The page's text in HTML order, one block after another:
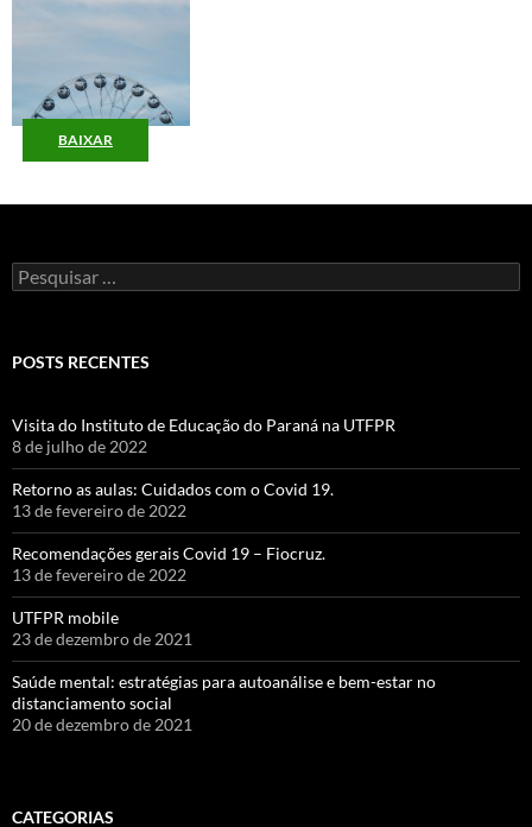
BAIXAR
Pesquisar
por:
POSTS RECENTES
Visita do Instituto de Educação do Paraná na UTFPR
8 de julho de 2022
Retorno as aulas: Cuidados com o Covid 19.
13 de fevereiro de 2022
Recomendações gerais Covid 19 – Fiocruz.
13 de fevereiro de 2022
UTFPR mobile
23 de dezembro de 2021
Saúde mental: estratégias para autoanálise e bem-estar no
distanciamento social
20 de dezembro de 2021
CATEGORIAS